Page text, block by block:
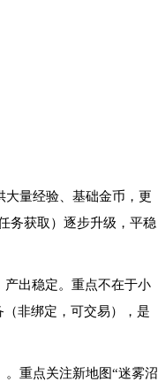
大量经验、基础金币，更
务获取）逐步升级，平稳
产出稳定。重点不在于小
非绑定，可交易），是
。重点关注新地图“迷雾沼